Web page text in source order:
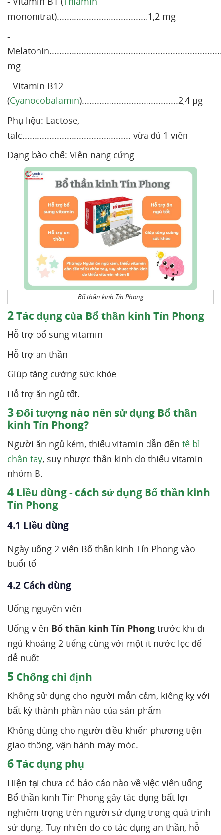
mononitrat).....................................1,2 mg
-
mg
- Vitamin B12
(Cyanocobalamin).......................................2,4 µg
Phụ liệu: Lactose,
talc............................................ vừa đủ 1 viên
Dạng bào chế: Viên nang cứng
Bổ thần kinh Tín Phong
2Tác dụng của Bổ thần kinh Tín Phong
Hỗ trợ bổ sung vitamin
Hỗ trợ an thần
Giúp tăng cường sức khỏe
Hỗ trợ ăn ngủ tốt.
3Đối tượng nào nên sử dụng Bổ thần
kinh Tín Phong?
Người ăn ngủ kém, thiếu vitamin dẫn đến tê bì
chân tay, suy nhược thần kinh do thiếu vitamin
nhóm B.
4 Liều dùng - cách sử dụng Bổ thần kinh
Tín Phong
4.1 Liều dùng
Ngày uống 2 viên Bổ thần kinh Tín Phong vào
buổi tối
4.2 Cách dùng
Uống nguyên viên
Uống viên Bổ thần kinh Tín Phong trước khi đi
ngủ khoảng 2 tiếng cùng với một ít nước lọc để
dễ nuốt
5 Chống chỉ định
Không sử dụng cho người mẫn cảm, kiêng kỵ với
bất kỳ thành phần nào của sản phẩm
Không dùng cho người điều khiển phương tiện
giao thông, vận hành máy móc.
6Tác dụng phụ
Hiện tại chưa có báo cáo nào về việc viên uống
Bổ thần kinh Tín Phong gây tác dụng bất lợi
nghiêm trọng trên người sử dụng trong quá trình
sử dụng. Tuy nhiên do có tác dụng an thần, hỗ